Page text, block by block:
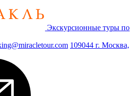
Экскурсионные туры по
109044 г. Москва,